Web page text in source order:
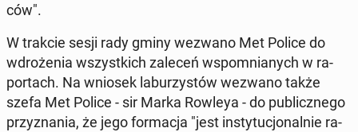
ców".
W trakcie sesji rady gminy wezwano Met Police do
wdro­że­nia wszyst­kich zaleceń wspo­mnia­nych w ra­
por­tach. Na wniosek la­bu­rzy­stów wezwano także
szefa Met Police - sir Marka Rowleya - do pu­blicz­ne­go
przy­zna­nia, że jego for­ma­cja "jest in­sty­tu­cjo­nal­nie ra­